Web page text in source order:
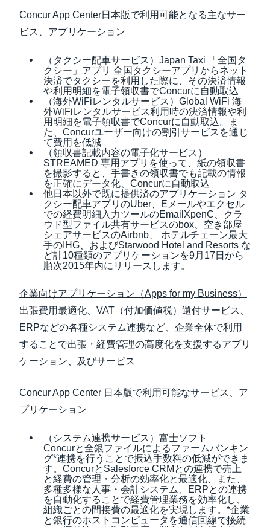
Concur App Center日本版で利用可能となる主なサー
ビス、アプリケーション
（タクシー配車サービス）Japan Taxi 「全国タ
クシー」アプリ 全国タクシーアプリからネット
決済でタクシーを利用した際に、その決済情報
や利用明細を電子領収書でConcurに自動取込
（海外WiFiレンタルサービス）Global WiFi 海
外WiFiレンタルサービス利用時の決済情報や利
用明細を電子領収書でConcurに自動取込。ま
た、Concurユーザー向けの割引サービスを通じ
て費用を低減
（領収書記載内容の電子化サービス）
STREAMED 専用アプリを使って、紙の領収書
を撮影すると、手書きの領収書でも記載の情報
を正確にデータ化、Concurに自動取込
他日本以外で既に提供済のアプリケーション タ
クシー配車アプリのUber、Eメールやエクセル
での経費明細入力ツールのEmailXpenC、クラ
ウド型ファイル共有サービスのbox、空き部屋
シェアサービスのAirbnb、 ホテルチェーン最大
手のIHG、およびStarwood Hotel and Resorts な
ど計10種類のアプリケーションを9月17日から
順次2015年内にリリースします。
企業向けアプリケーション（Apps for my Business）
出張費用最適化、VAT（付加価値税）還付サービス、
ERPなどの各種システム連携など、企業全体で利用
することで出張・経費管理の高度化を支援するアプリ
ケーション、及びサービス
Concur App Center 日本版で利用可能なサービス、ア
プリケーション
（システム連携サービス）富士ソフト
Concurと全銀ファイルによるファームバンキン
グ*連携を行うことで振込手数料の低減ができま
す。ConcurとSalesforce CRMとの連携で売上
と経費の管理・分析の効率化と最適化、また、
多種多様な人事・会計システム、ERPとの連携
を自動化することで経費管理業務を効率化し、
組織ごとの間接費の最適化を実現します。*企業
と銀行のホストコンピュータを通信回線で接続